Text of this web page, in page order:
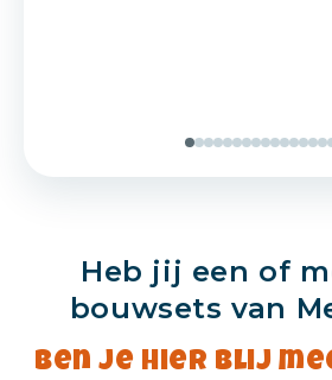
Heb jij een of
bouwsets van
Ben je hier blij